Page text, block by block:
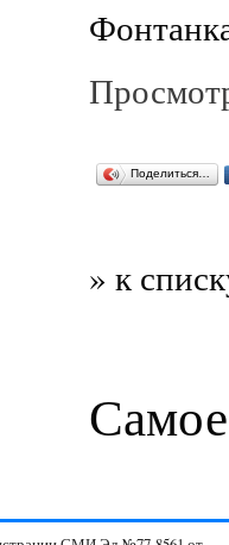
Поделиться…
» к